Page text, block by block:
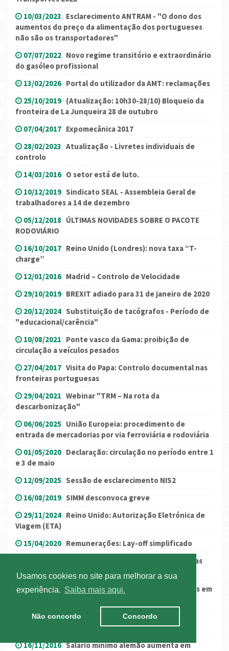
Usamos cookies no site para melhorar a sua
experiência.
Saiba mais aqui.
Não concordo Concordo
10/03/2023 Esclarecimento ANTRAM - "O dono dos
aumentos do preço da alimentação dos portugueses
não são os transportadores"
07/07/2022 Novo regime transitório e extraordinário
do gasóleo profissional
13/02/2026 Portal do utilizador da AMT: reclamações
25/10/2019 (Atualização: 10h30-28/10) Bloqueio da
fronteira de La Junqueira 28 de outubro
07/04/2017 Expomecânica 2017
28/02/2023 Atualização - Livretes individuais de
controlo
14/03/2016 O setor está de luto.
10/12/2019 Sindicato SEAL - Assembleia Geral de
trabalhadores a 14 de dezembro
05/12/2018 ÚLTIMAS NOVIDADES SOBRE O PACOTE
RODOVIÁRIO
16/10/2017 Reino Unido (Londres): nova taxa “T-
charge”
12/01/2016 Madrid – Controlo de Velocidade
29/10/2019 BREXIT adiado para 31 de janeiro de 2020
20/12/2024 Substituição de tacógrafos - Período de
"educacional/carência"
10/08/2021 Ponte vasco da Gama: proibição de
circulação a veículos pesados
27/04/2017 Visita do Papa: Controlo documental nas
fronteiras portuguesas
29/04/2021 Webinar "TRM – Na rota da
descarbonização"
06/06/2025 União Europeia: procedimento de
entrada de mercadorias por via ferroviária e rodoviária
01/05/2020 Declaração: circulação no período entre 1
e 3 de maio
12/09/2025 Sessão de esclarecimento NIS2
16/08/2019 SIMM desconvoca greve
29/11/2024 Reino Unido: Autorização Eletrónica de
Viagem (ETA)
15/04/2020 Remunerações: Lay-off simplificado
Registo de Cargas e Descargas: Coimas
em Espanha
28/07/2022
Troca de cartas de condução emitidas em
04/06/2020 Declaração para motoristas do
16/11/2016 Salário mínimo alemão aumenta em